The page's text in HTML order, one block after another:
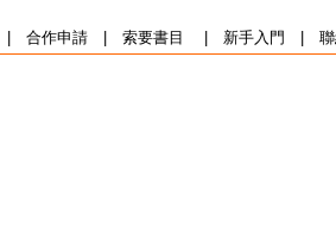
合作申請| 索要書目 新手入門